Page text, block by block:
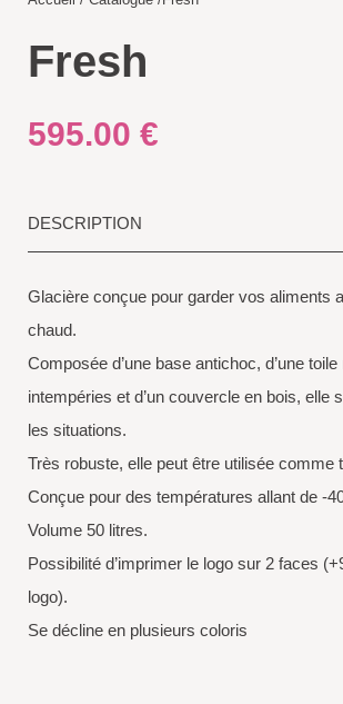
SERRES ET ABRIS
Fresh
595.00 €
DESCRIPTION
Glacière conçue pour garder vos aliments
chaud.
Composée d’une base antichoc, d’une
intempéries et d’un couvercle en bois, elle
les situations.
Très robuste, elle peut être utilisée comme
Conçue pour des températures allant de -
Volume 50 litres.
Possibilité d’imprimer le logo sur 2 faces
logo).
Se décline en plusieurs coloris